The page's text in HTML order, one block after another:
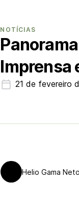
NOTÍCIAS
Imprensa
21 de fevereiro
Helio Gama Neto